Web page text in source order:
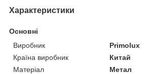
Характеристики
Основні
Виробник
Primolux
Країна виробник
Китай
Матеріал
Метал